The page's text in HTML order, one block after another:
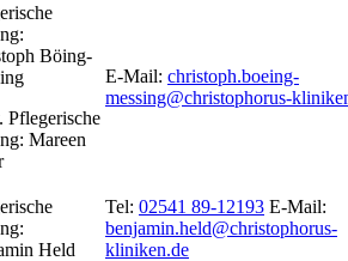
Böing-
Pflegerische
Mareen
E-Mail: christoph.boeing-
messing@christophorus-
Held
Tel: 02541 89-12193 E-Mail:
benjamin.held@christophorus-
kliniken.de